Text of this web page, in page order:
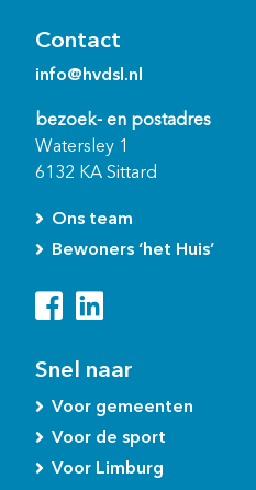
Contact
info@hvdsl.nl
bezoek- en postadres
Watersley 1
6132 KA Sittard
Ons team
Bewoners ‘het Huis’
Snel naar
Voor gemeenten
Voor de sport
Voor Limburg